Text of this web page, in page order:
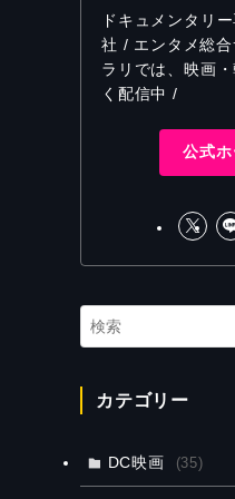
ドキュメンタリ
社 / エンタメ総
ラリでは、映画
く配信中 /
公式
カテゴリー
DC映画 (35)